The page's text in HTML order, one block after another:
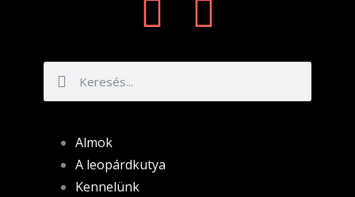
Almok
A leopárdkutya
Kennelünk